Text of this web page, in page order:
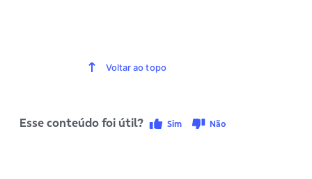
Voltar ao topo
Esse conteúdo foi útil? Sim Não